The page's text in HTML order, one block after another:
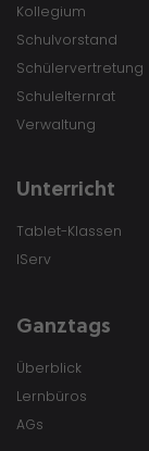
Kollegium
Schulvorstand
Schülervertretung
Schulelternrat
Verwaltung
Unterricht
Tablet-Klassen
IServ
Ganztags
Überblick
Lernbüros
AGs